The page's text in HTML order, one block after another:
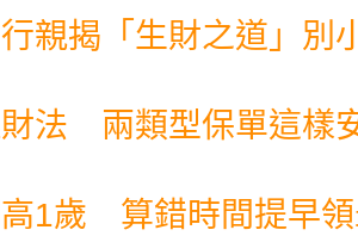
親揭「生財之道」別
法 兩類型保單這樣
1歲 算錯時間提早